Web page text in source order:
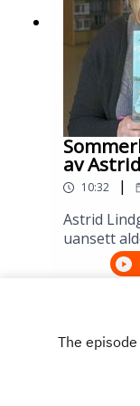
av
10:32 |
Astrid
uansett
boken
Innspilt